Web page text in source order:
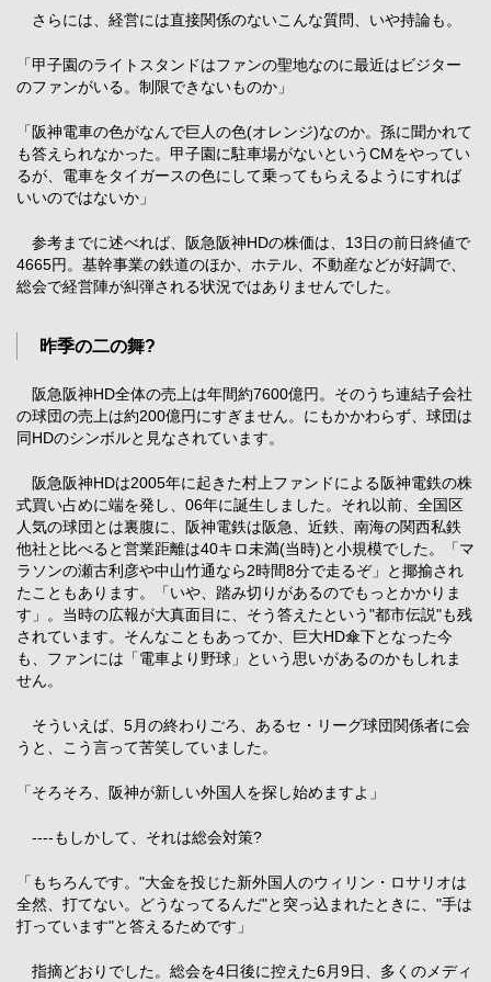
さらには、経営には直接関係のないこんな質問、いや持論も。
「甲子園のライトスタンドはファンの聖地なのに最近はビジター
のファンがいる。制限できないものか」
「阪神電車の色がなんで巨人の色(オレンジ)なのか。孫に聞かれて
も答えられなかった。甲子園に駐車場がないというCMをやってい
るが、電車をタイガースの色にして乗ってもらえるようにすれば
いいのではないか」
参考までに述べれば、阪急阪神HDの株価は、13日の前日終値で
4665円。基幹事業の鉄道のほか、ホテル、不動産などが好調で、
総会で経営陣が糾弾される状況ではありませんでした。
昨季の二の舞?
阪急阪神HD全体の売上は年間約7600億円。そのうち連結子会社
の球団の売上は約200億円にすぎません。にもかかわらず、球団は
同HDのシンボルと見なされています。
阪急阪神HDは2005年に起きた村上ファンドによる阪神電鉄の株
式買い占めに端を発し、06年に誕生しました。それ以前、全国区
人気の球団とは裏腹に、阪神電鉄は阪急、近鉄、南海の関西私鉄
他社と比べると営業距離は40キロ未満(当時)と小規模でした。「マ
ラソンの瀬古利彦や中山竹通なら2時間8分で走るぞ」と揶揄され
たこともあります。「いや、踏み切りがあるのでもっとかかりま
す」。当時の広報が大真面目に、そう答えたという"都市伝説"も残
されています。そんなこともあってか、巨大HD傘下となった今
も、ファンには「電車より野球」という思いがあるのかもしれま
せん。
そういえば、5月の終わりごろ、あるセ・リーグ球団関係者に会
うと、こう言って苦笑していました。
「そろそろ、阪神が新しい外国人を探し始めますよ」
----もしかして、それは総会対策?
「もちろんです。"大金を投じた新外国人のウィリン・ロサリオは
全然、打てない。どうなってるんだ"と突っ込まれたときに、"手は
打っています"と答えるためです」
指摘どおりでした。総会を4日後に控えた6月9日、多くのメディ